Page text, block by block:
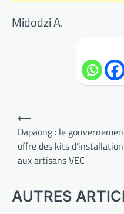
Midodzi A.
Navigation
de
l’article
⟵
Dapaong : le
offre des kits d’installation
aux artisans VEC
AUTRES